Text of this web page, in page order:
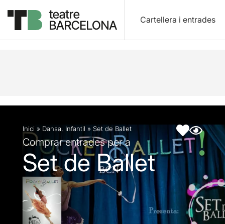
Cartellera i entrades
Descripció Fitxa artística Articles
Inici » Dansa, Infantil » Set de Ballet
Comprar entrades per a
Set de Ballet